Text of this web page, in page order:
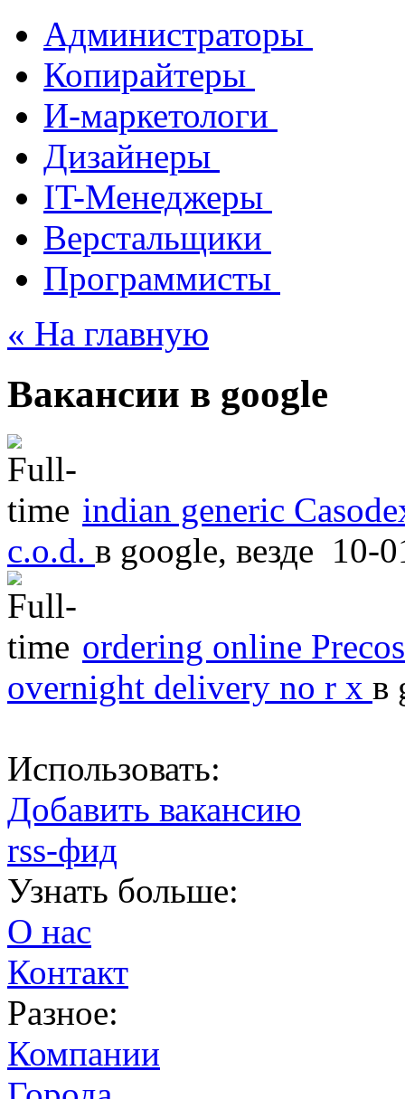
Администраторы
Копирайтеры
И-маркетологи
Дизайнеры
IT-Менеджеры
Верстальщики
Программисты
« На главную
Вакансии в google
indian generic
c.o.d. в google, везде 10-
ordering online
overnight delivery no r x в
Использовать:
Добавить вакансию
rss-фид
Узнать больше:
О нас
Контакт
Разное:
Компании